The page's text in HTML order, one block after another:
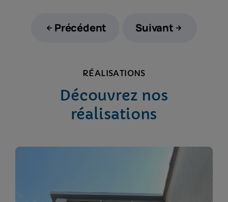
Précédent Suivant
RÉALISATIONS
Découvrez nos
réalisations